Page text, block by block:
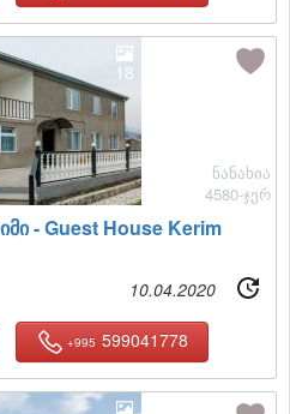
18
-Guest House Kerim
ნანახია
4580-ჯერ
10.04.2020
+995 599041778